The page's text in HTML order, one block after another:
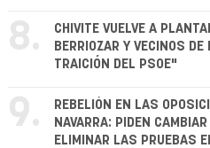
8.
CHIVITE VUELVE A
BERRIOZAR Y VECINOS
TRAICIÓN DEL PSOE"
9.
REBELIÓN EN LAS
NAVARRA: PIDEN
ELIMINAR LAS PRUEBAS